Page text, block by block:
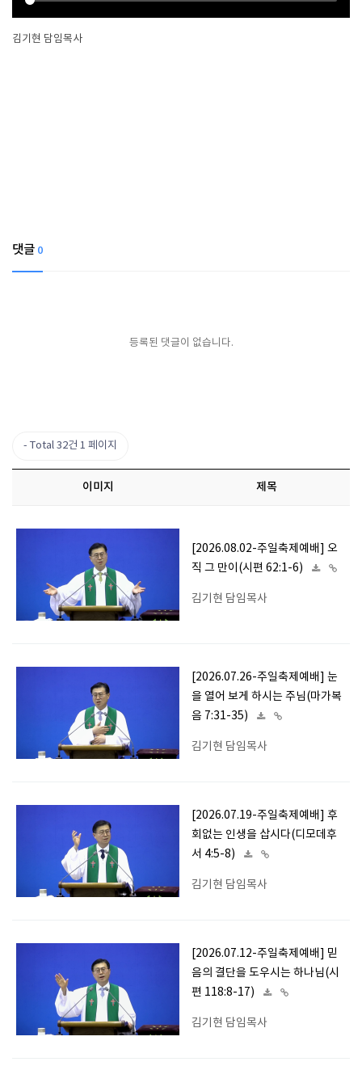
김기현 담임목사
댓글 0
등록된 댓글이 없습니다.
Total 32건 1 페이지
이미지 제목
[2026.08.02-주일축제예배] 오
직 그 만이(시편 62:1-6)
김기현 담임목사
[2026.07.26-주일축제예배] 눈
을 열어 보게 하시는 주님(마가복
음 7:31-35)
김기현 담임목사
[2026.07.19-주일축제예배] 후
회없는 인생을 삽시다(디모데후
서 4:5-8)
김기현 담임목사
[2026.07.12-주일축제예배] 믿
음의 결단을 도우시는 하나님(시
편 118:8-17)
김기현 담임목사